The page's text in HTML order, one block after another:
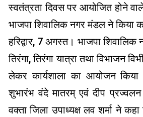
स्वतंत्रता दिवस पर आयोजित होने
भाजपा शिवालिक नगर मंडल ने किया
हरिद्वार, 7 अगस्त। भाजपा शिवालिक
तिरंगा, तिरंगा यात्रा तथा विभाजन
लेकर कार्यशाला का आयोजन किया
शुभारंभ वंदे मातरम् एवं दीप
वक्ता जिला उपाध्यक्ष लव शर्मा ने